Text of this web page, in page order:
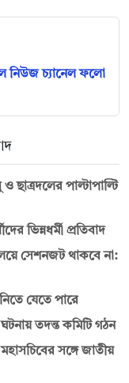
নিউজ চ্যানেল ফলো
পাল্টাপাল্টি
ভিন্নধর্মী প্রতিবাদ
সেশনজট থাকবে না:
যেতে পারে
তদন্ত কমিটি গঠন
সঙ্গে জাতীয়